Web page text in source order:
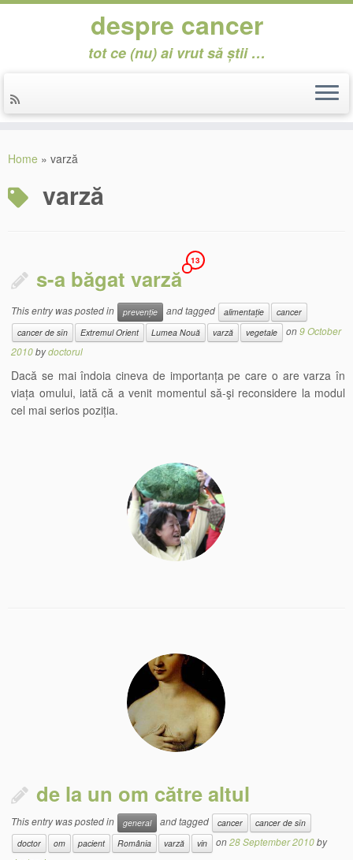
despre cancer
tot ce (nu) ai vrut să știi …
Home » varză
varză
s-a băgat varză
13
This entry was posted in prevenție and tagged alimentație
cancer
cancer de sîn
Extremul Orient Lumea Nouă varză vegetale on9 October
2010bydoctorul
Dacă se mai îndoia cineva de importanța pe care o are varza în
viața omului, iată că a venit momentul să-şi reconsidere la modul
cel mai serios poziția.
de la un om către altul
This entry was posted in general and tagged cancer
cancer de sîn
doctor
om pacient România varză vin on28 September 2010by